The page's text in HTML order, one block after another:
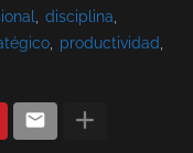
disciplina
productividad